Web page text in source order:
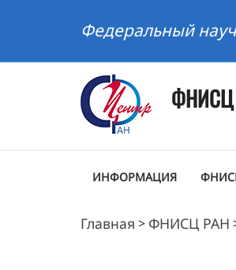
Федеральный
ИНФОРМАЦИЯ
Главная > ФНИСЦ РАН